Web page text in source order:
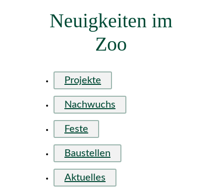
Neuigkeiten im
Zoo
Projekte
Nachwuchs
Feste
Baustellen
Aktuelles